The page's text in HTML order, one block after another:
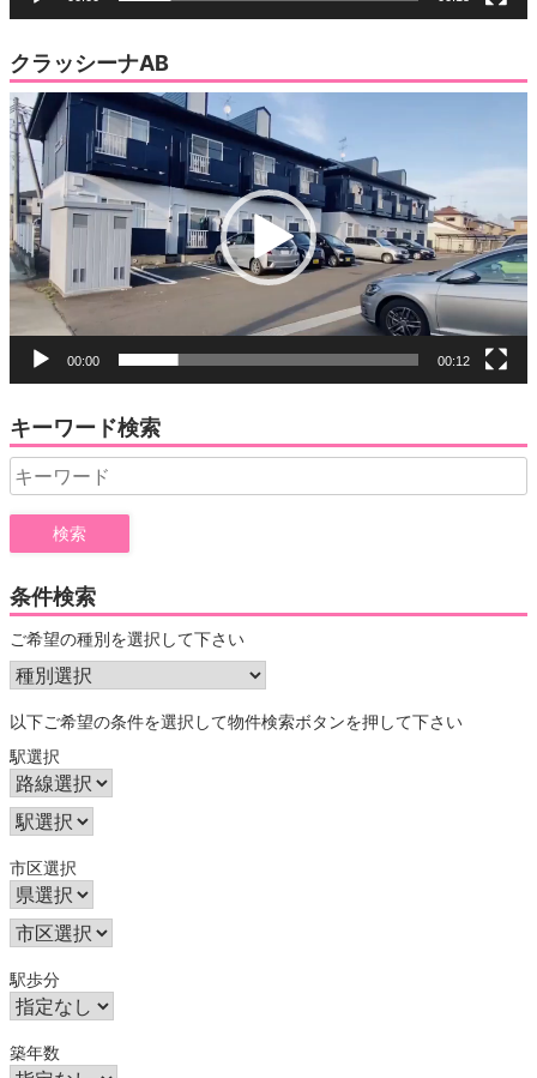
クラッシーナAB
動
画
プ
レ
ー
ヤ
ー
00:00 00:12
キーワード検索
Search
for:
条件検索
ご希望の種別を選択して下さい
以下ご希望の条件を選択して物件検索ボタンを押して下さい
駅選択
市区選択
駅歩分
築年数